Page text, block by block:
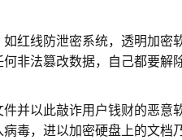
红线防泄密系统，透明加密
非法篡改数据，自己都要解
以此敲诈用户钱财的恶意
毒，进以加密硬盘上的文档